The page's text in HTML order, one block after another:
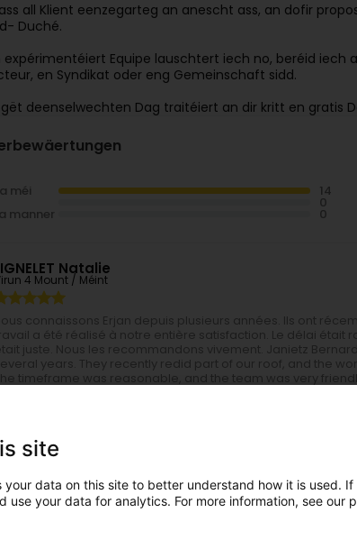
all Klient eenzegarteg an anescht ass, an dofir
Duché.
expérimentéiert Equipe lauschtert iech no, beréid iech
en Syndikat oder eng Gemeinschaft sidd.
deenselwechten Dag traitéiert an dir kritt en gratis
méi
manner
Natalie
4 Mount / Méint
connaissons Erjan depuis plusieurs années. Ils ont
a été réalisé à notre entière satisfaction. Le délai était
juste. Nous les recommandons vivement. Janietz
years. They recently redid part of our roof, and the
timeframe was reasonable, and the team was very
10 Mount / Méint
que je conseille. Natalie très a l écoute des
montage compétant et très aimable avec le client.
this company. Natalie was very attentive to
questions. A very good, competent installation team that was
site
your data on this site to better understand how it is used. If
use your data for analytics. For more information, see our